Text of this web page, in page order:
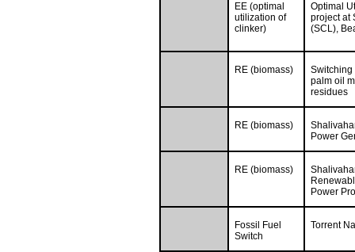
EE (optimal
utilization of
clinker)
Optimal
project at
(SCL),
RE (biomass)
Switching
palm oil
residues
RE (biomass)
Power
RE (biomass)
Power
Fossil Fuel
Switch
Torrent